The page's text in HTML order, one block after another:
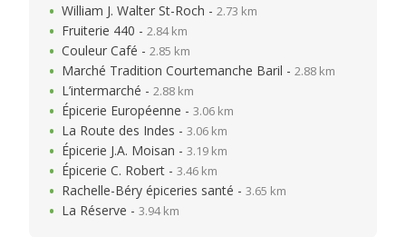
William J. Walter St-Roch - 2.73 km
Fruiterie 440 - 2.84 km
Couleur Café - 2.85 km
Marché Tradition Courtemanche Baril - 2.88 km
L’intermarché - 2.88 km
Épicerie Européenne - 3.06 km
La Route des Indes - 3.06 km
Épicerie J.A. Moisan - 3.19 km
Épicerie C. Robert - 3.46 km
Rachelle-Béry épiceries santé - 3.65 km
La Réserve - 3.94 km